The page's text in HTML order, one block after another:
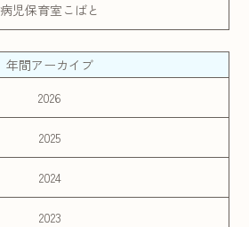
病児保育室こばと
年間アーカイブ
2026
2025
2024
2023